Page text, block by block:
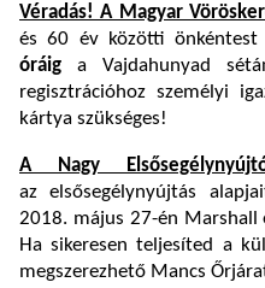
Véradás! A Magyar
és 60 év közötti önkéntest
óráig a Vajdahunyad
regisztrációhoz személyi
kártya szükséges!
A Nagy
az elsősegélynyújtás
2018. május 27-én Marshall
Ha sikeresen teljesíted a
megszerezhető Mancs